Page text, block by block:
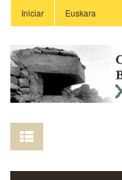
Iniciar Euskara